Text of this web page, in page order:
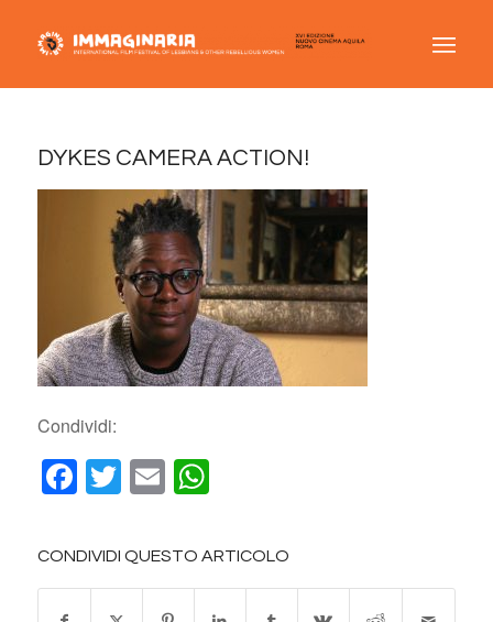
DYKES CAMERA ACTION!
Condividi:
Facebook
Twitter
EmailWhatsApp
CONDIVIDI QUESTO ARTICOLO